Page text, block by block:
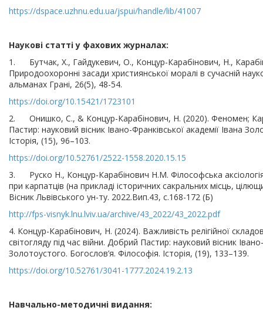
https://dspace.uzhnu.edu.ua/jspui/handle/lib/41007
Наукові статті у фахових журналах:
1. Бутчак, Х., Гайдукевич, О., Концур-Карабінович, Н.,
Природоохоронні засади християнської моралі в сучасній
альманах Грані, 26(5), 48-54.
https://doi.org/10.15421/1723101
2. Онишко, С., & Концур-Карабінович, Н. (2020). Феномен;
Пастир: науковий вісник Івано-Франківської академії Івана
Історія, (15), 96–103.
https://doi.org/10.52761/2522-1558.2020.15.15
3. Руско Н., Концур-Карабінович Н.М. Філософська аксіологія
при карпатців (на прикладі історичних сакральних місць,
Вісник Львівського ун-ту. 2022.Вип.43, с.168-172 (Б)
http://fps-visnyk.lnu.lviv.ua/archive/43_2022/43_2022.pdf
4. Концур-Карабінович, Н. (2024). Важливість релігійної
світогляду під час війни. Добрий Пастир: науковий вісник
Золотоустого. Богослов’я. Філософія. Історія, (19), 133–139.
https://doi.org/10.52761/3041-1777.2024.19.2.13
Навчально-методичні видання: